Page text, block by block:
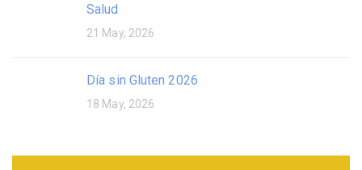
Salud
21 May, 2026
Día sin Gluten 2026
18 May, 2026